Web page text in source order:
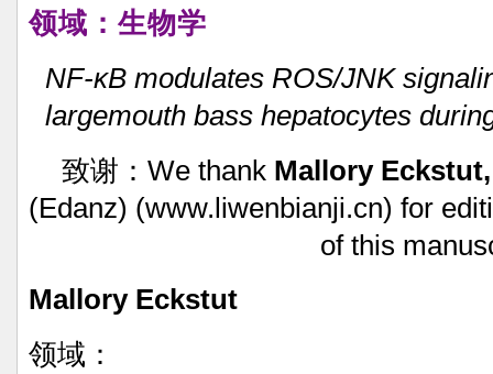
领域：生物学
NF-κBmodulatesROS/JNK
largemouth bass hepatocytes
致谢：We thank MalloryEckstut,
(Edanz) (www.liwenbianji.cn) for
ofthis
MalloryEckstut
领域：